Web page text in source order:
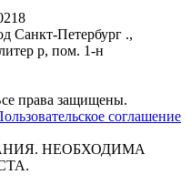
Санкт-Петербург .,
р, пом. 1-н
права защищены.
соглашение
НЕОБХОДИМА